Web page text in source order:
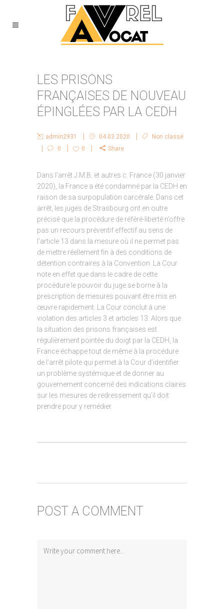
LES PRISONS
FRANÇAISES DE NOUVEAU
ÉPINGLÉES PAR LA CEDH
admin2931 04.03.2020
Non classé
0
0 Share
Dans l’arrêt J.M.B. et autres c. France (30 janvier
2020), la France a été condamné par la CEDH en
raison de sa surpopulation carcérale. Dans cet
arrêt, les juges de Strasbourg ont en outre
précisé que la procédure de référé-liberté n’offre
pas un recours préventif effectif au sens de
l’article 13 dans la mesure où il ne permet pas
de mettre réellement fin à des conditions de
détention contraires à la Convention. La Cour
note en effet que dans le cadre de cette
procédure le pouvoir du juge se borne à la
prescription de mesures pouvant être mis en
œuvre rapidement. La Cour conclut à une
violation des articles 3 et articles 13. Alors que
la situation des prisons françaises est
régulièrement pointée du doigt par la CEDH, la
France échappe tout de même à la procédure
de l’arrêt pilote qui permet à la Cour d’identifier
un problème systémique et de donner au
gouvernement concerné des indications claires
sur les mesures de redressement qu’il doit
prendre pour y remédier.
POST A COMMENT